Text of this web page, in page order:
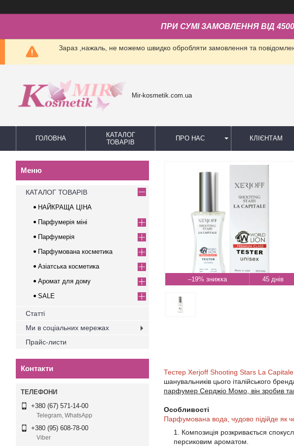
ПРИ СУМІ ЗАМОВЛЕННЯ ВІД
Зараз ,нажаль, не можемо швидко обробляти замовлення та
Mir-kosmetik.com.ua
ГОЛОВНА
КАТАЛОГ
ТОВАРІВ
ПРО НАС КЛІЄНТАМ
–19% 45 днів
Тестер Xerjoff Shooting Stars La Capitale
шанувальників цього італійського
парфумер Серджіо Момо, він зробив
Особливості
Парфумована вода, чудово підійде як
Композиція розкривається
персиковим ароматом.
КАТАЛОГ ТОВАРІВ
НАЙКРАЩА ЦІНА
Парфумерія міні
Парфумерія
Парфумована косметика
Азіатська косметика
Аромат для дому
SALE
Статті
Ми в соціальних мережах
Прайс-листи
Контакти
+380 (67) 571-14-00
Telegram, WhatsApp
+380 (95) 608-78-00
Viber